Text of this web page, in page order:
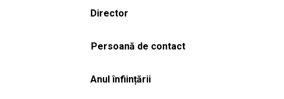
Director
Persoană de contact
Anul înființării